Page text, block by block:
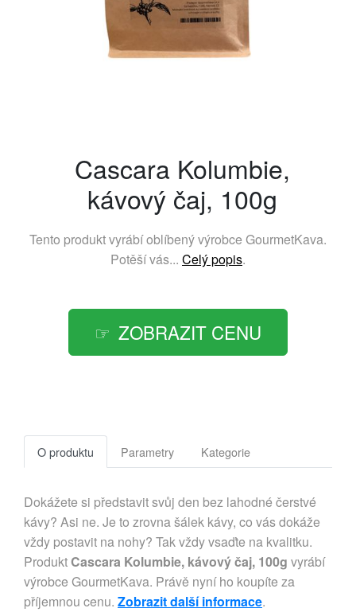
Cascara Kolumbie,
kávový čaj, 100g
Tento produkt vyrábí oblíbený výrobce GourmetKava.
Potěší vás... Celý popis.
ZOBRAZIT CENU
O produktu Parametry Kategorie
Dokážete si představit svůj den bez lahodné čerstvé
kávy? Asi ne. Je to zrovna šálek kávy, co vás dokáže
vždy postavit na nohy? Tak vždy vsaďte na kvalitku.
ProduktCascara Kolumbie, kávový čaj, 100g vyrábí
výrobce GourmetKava. Právě nyní ho koupíte za
příjemnou cenu. Zobrazit další informace.